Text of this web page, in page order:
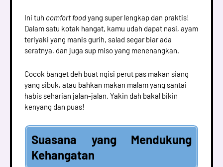
Ini tuh comfort foodyang super lengkap dan praktis!
Dalam satu kotak hangat, kamu udah dapat nasi, ayam
teriyaki yang manis gurih, salad segar biar ada
seratnya, dan juga sup miso yang menenangkan.
Cocok banget deh buat ngisi perut pas makan siang
yang sibuk, atau bahkan makan malam yang santai
habis seharian jalan-jalan. Yakin dah bakal bikin
kenyang dan puas!
Suasana yang Mendukung
Kehangatan